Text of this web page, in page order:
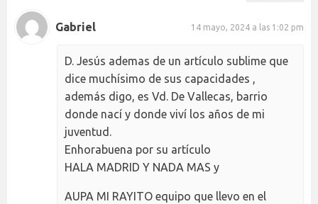
Gabriel 14 mayo, 2024 a las 1:02 pm
D. Jesús ademas de un artículo sublime que
dice muchísimo de sus capacidades ,
además digo, es Vd. De Vallecas, barrio
donde nací y donde viví los años de mi
juventud.
Enhorabuena por su artículo
HALA MADRID Y NADA MAS y
AUPA MI RAYITO equipo que llevo en el